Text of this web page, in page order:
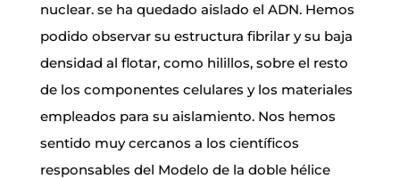
nuclear. se ha quedado aislado el ADN. Hemos
podido observar su estructura fibrilar y su baja
densidad al flotar, como hilillos, sobre el resto
de los componentes celulares y los materiales
empleados para su aislamiento. Nos hemos
sentido muy cercanos a los científicos
responsables del Modelo de la doble hélice